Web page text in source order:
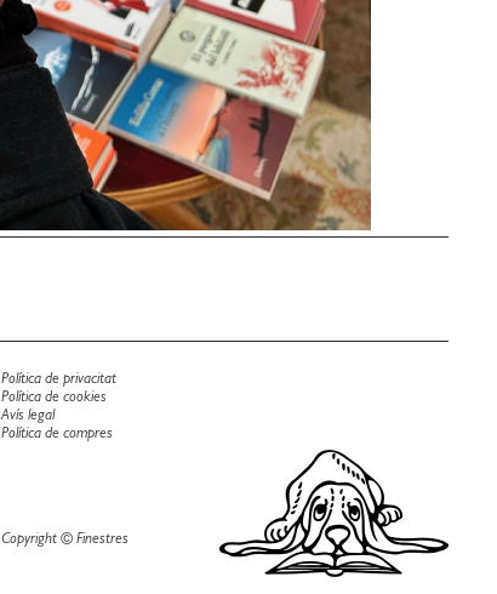
Política de privacitat
Política de cookies
Avís legal
Política de compres
Copyright © Finestres